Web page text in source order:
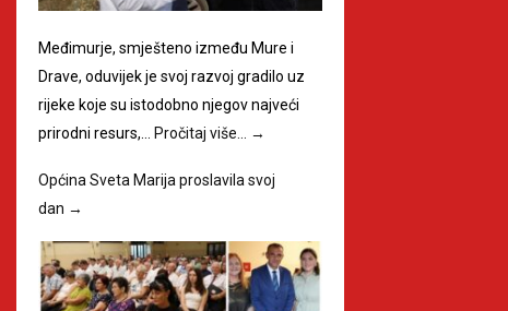
Međimurje, smješteno između Mure i
Drave, oduvijek je svoj razvoj gradilo uz
rijeke koje su istodobno njegov najveći
prirodni resurs,… Pročitaj više… →
Općina Sveta Marija proslavila svoj
dan →